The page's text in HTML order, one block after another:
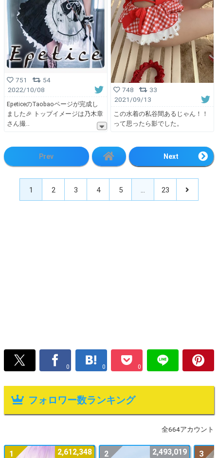
751
54
2022/10/08
EpeticeのTaobaoページが完成し
ました🎉 トップイメージは乃木章
さん撮
748
33
2021/09/13
この水着の私谷間あるじゃん！！
って思ったら影でした。
Prev Next
1 2 3 4 5 23
0 0 0
フォロワー数ランキング
全664アカウント
1 2,612,348 2 2,493,019 3